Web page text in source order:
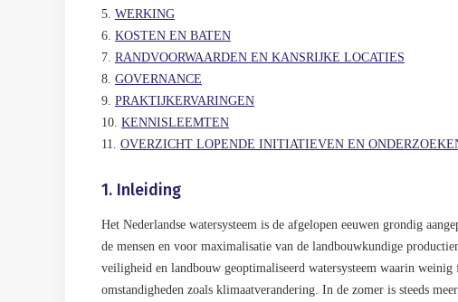
5. WERKING
6. KOSTEN EN BATEN
7. RANDVOORWAARDEN EN KANSRIJKE LOCATIES
8. GOVERNANCE
9. PRAKTIJKERVARINGEN
10. KENNISLEEMTEN
11. OVERZICHT LOPENDE INITIATIEVEN EN
1. Inleiding
Het Nederlandse watersysteem is de afgelopen eeuwen grondig
de mensen en voor maximalisatie van de landbouwkundige
veiligheid en landbouw geoptimaliseerd watersysteem waarin
omstandigheden zoals klimaatverandering. In de zomer is steeds